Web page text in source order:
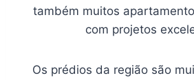
também muitos
com projetos
Os prédios da região são